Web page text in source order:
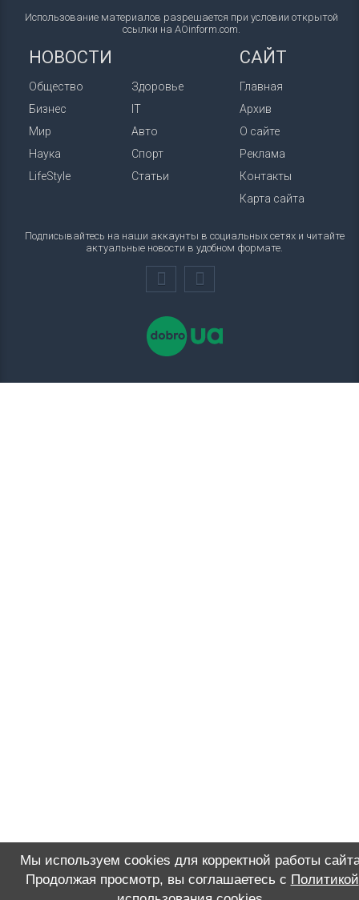
Использование материалов разрешается при условии открытой
ссылки на AOinform.com.
НОВОСТИ
Общество
Бизнес
Мир
Наука
LifeStyle
Здоровье
IT
Авто
Спорт
Статьи
САЙТ
Главная
Архив
О сайте
Реклама
Контакты
Карта сайта
Подписывайтесь на наши аккаунты в социальных сетях и читайте
актуальные новости в удобном формате.
Мы используем cookies для корректной работы
Продолжая просмотр, вы соглашаетесь с Политикой